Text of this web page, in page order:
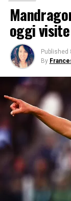
oggi
Published
By